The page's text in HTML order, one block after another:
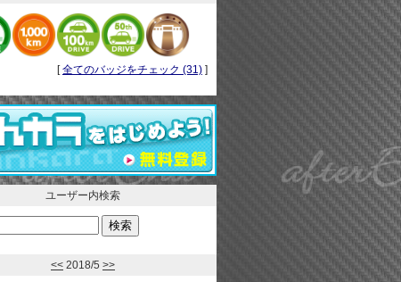
[全てのバッジをチェック (31) ]
ユーザー内検索
<< 2018/5 >>